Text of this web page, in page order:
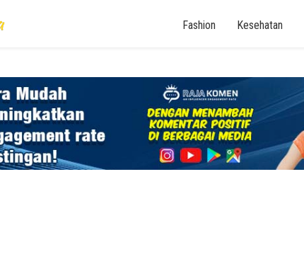
Fashion Kesehatan